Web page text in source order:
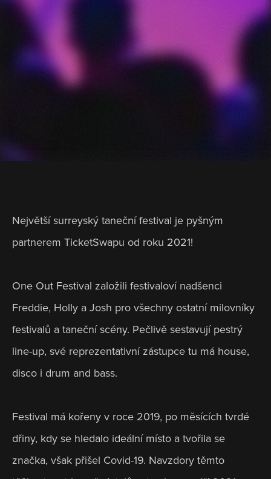
Největší surreyský taneční festival je pyšným
partnerem TicketSwapu od roku 2021!
One Out Festival založili festivaloví nadšenci
Freddie, Holly a Josh pro všechny ostatní milovníky
festivalů a taneční scény. Pečlivě sestavují pestrý
line-up, své reprezentativní zástupce tu má house,
disco i drum and bass.
Festival má kořeny v roce 2019, po měsících tvrdé
dřiny, kdy se hledalo ideální místo a tvořila se
značka, však přišel Covid-19. Navzdory těmto